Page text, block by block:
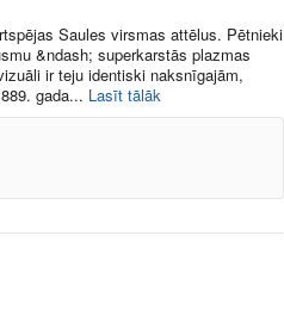
Saules virsmas attēlus. Pētnieki
&ndash; superkarstās plazmas
ir teju identiski naksnīgajām,
gada​... Lasīt tālāk